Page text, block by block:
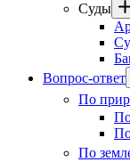
Суды
Вопрос-ответ
По
По